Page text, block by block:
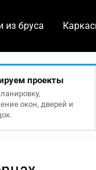
из бруса
проекты
окон, дверей и